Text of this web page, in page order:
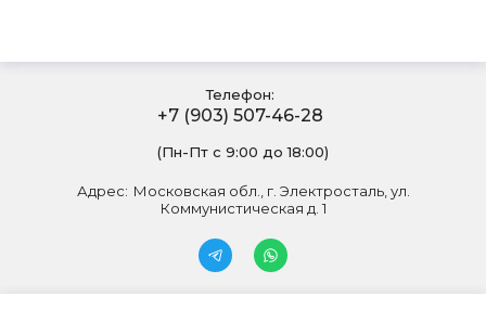
Телефон:
+7 (903) 507-46-28
(Пн-Пт с 9:00 до 18:00)
Адрес: Московская обл., г. Электросталь, ул.
Коммунистическая д. 1